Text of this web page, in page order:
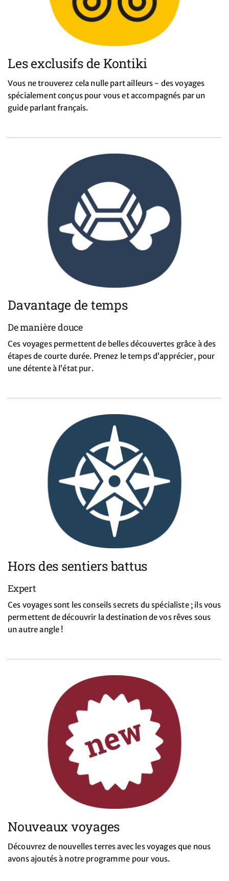
Les exclusifs de Kontiki
Vous ne trouverez cela nulle part ailleurs - des voyages
spécialement conçus pour vous et accompagnés par un
guide parlant français.
Davantage de temps
De manière douce
Ces voyages permettent de belles découvertes grâce à des
étapes de courte durée. Prenez le temps d’apprécier, pour
une détente à l’état pur.
Hors des sentiers battus
Expert
Ces voyages sont les conseils secrets du spécialiste ; ils vous
permettent de découvrir la destination de vos rêves sous
un autre angle !
Nouveaux voyages
Découvrez de nouvelles terres avec les voyages que nous
avons ajoutés à notre programme pour vous.